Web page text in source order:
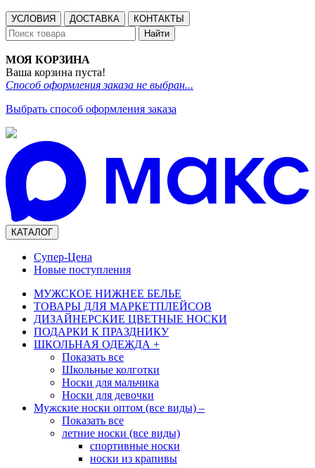
УСЛОВИЯ ДОСТАВКА
КОНТАКТЫ
Найти
МОЯ КОРЗИНА
Ваша корзина пуста!
Способ оформления заказа не выбран...
Выбрать способ оформления заказа
КАТАЛОГ
Супер-Цена
Новые поступления
МУЖСКОЕ НИЖНЕЕ БЕЛЬЕ
ТОВАРЫ ДЛЯ МАРКЕТПЛЕЙСОВ
ДИЗАЙНЕРСКИЕ ЦВЕТНЫЕ НОСКИ
ПОДАРКИ К ПРАЗДНИКУ
ШКОЛЬНАЯ ОДЕЖДА +
Показать все
Школьные колготки
Носки для мальчика
Носки для девочки
Мужские носки оптом (все виды) –
Показать все
летние носки (все виды)
спортивные носки
носки из крапивы